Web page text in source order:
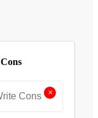
Cons
+